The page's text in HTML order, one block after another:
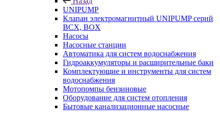
UNIPUMP
Клапан электромагнитный UNIPUMP серий
BCX, BOX
Насосы
Насосные станции
Автоматика для систем водоснабжения
Гидроаккумуляторы и расширительные баки
Комплектующие и инструменты для систем
водоснабжения
Мотопомпы бензиновые
Оборудование для систем отопления
Бытовые канализационные насосные